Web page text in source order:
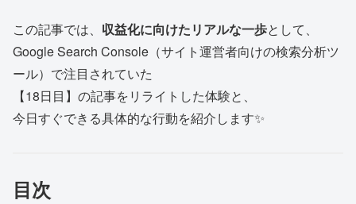
この記事では、 収益化に向けたリアルな一歩として、
Google Search Console（サイト運営者向けの検索分析ツ
ール）で注目されていた
【18日目】の記事をリライトした体験と、
今日すぐできる具体的な行動を紹介します✨
目次